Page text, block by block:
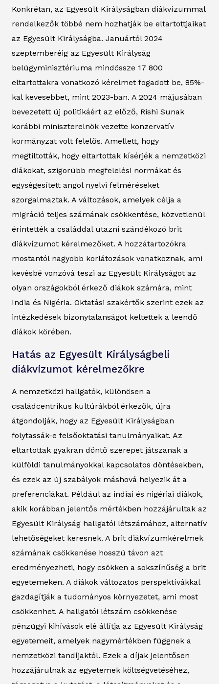
Konkrétan, az Egyesült Királyságban diákvízummal
rendelkezők többé nem hozhatják be eltartottjaikat
az Egyesült Királyságba. Januártól 2024
szeptemberéig az Egyesült Királyság
belügyminisztériuma mindössze 17 800
eltartottakra vonatkozó kérelmet fogadott be, 85%-
kal kevesebbet, mint 2023-ban. A 2024 májusában
bevezetett új politikáért az előző, Rishi Sunak
korábbi miniszterelnök vezette konzervatív
kormányzat volt felelős. Amellett, hogy
megtiltották, hogy eltartottak kísérjék a nemzetközi
diákokat, szigorúbb megfelelési normákat és
egységesített angol nyelvi felméréseket
szorgalmaztak. A változások, amelyek célja a
migráció teljes számának csökkentése, közvetlenül
érintették a családdal utazni szándékozó brit
diákvízumot kérelmezőket. A hozzátartozókra
mostantól nagyobb korlátozások vonatkoznak, ami
kevésbé vonzóvá teszi az Egyesült Királyságot az
olyan országokból érkező diákok számára, mint
India és Nigéria. Oktatási szakértők szerint ezek az
intézkedések bizonytalanságot keltettek a leendő
diákok körében.
Hatás az Egyesült Királyságbeli
diákvízumot kérelmezőkre
A nemzetközi hallgatók, különösen a
családcentrikus kultúrákból érkezők, újra
átgondolják, hogy az Egyesült Királyságban
folytassák-e felsőoktatási tanulmányaikat. Az
eltartottak gyakran döntő szerepet játszanak a
külföldi tanulmányokkal kapcsolatos döntésekben,
és ezek az új szabályok máshová helyezik át a
preferenciákat. Például az indiai és nigériai diákok,
akik korábban jelentős mértékben hozzájárultak az
Egyesült Királyság hallgatói létszámához, alternatív
lehetőségeket keresnek. A brit diákvízumkérelmek
számának csökkenése hosszú távon azt
eredményezheti, hogy csökken a sokszínűség a brit
egyetemeken. A diákok változatos perspektívákkal
gazdagítják a tudományos környezetet, ami most
csökkenhet. A hallgatói létszám csökkenése
pénzügyi kihívások elé állítja az Egyesült Királyság
egyetemeit, amelyek nagymértékben függnek a
nemzetközi tandíjaktól. Ezek a díjak jelentősen
hozzájárulnak az egyetemek költségvetéséhez,